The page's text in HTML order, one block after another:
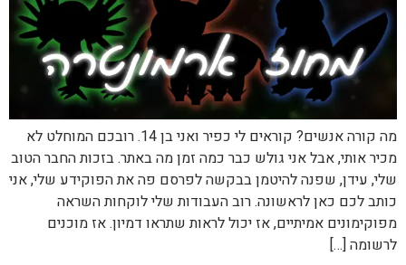
מה קורה אנשים? קוראים לי כפיר ואני בן 14. רובכם המוחלט לא
מכיר אותי, אבל אני גולש כבר כמה זמן מה באתר. בזכות החבר הטוב
שלי, עידן, שפנה להיטמן בבקשה לפרסם פה את הפוקידע שלי, אני
כותב לכם כאן לראשונה. רוב העבודות שלי לוקחות השראה
מפוקימונים אמיתיים, אז יכול לראות שתראו דמיון. אז מוכנים
לרשומה […]